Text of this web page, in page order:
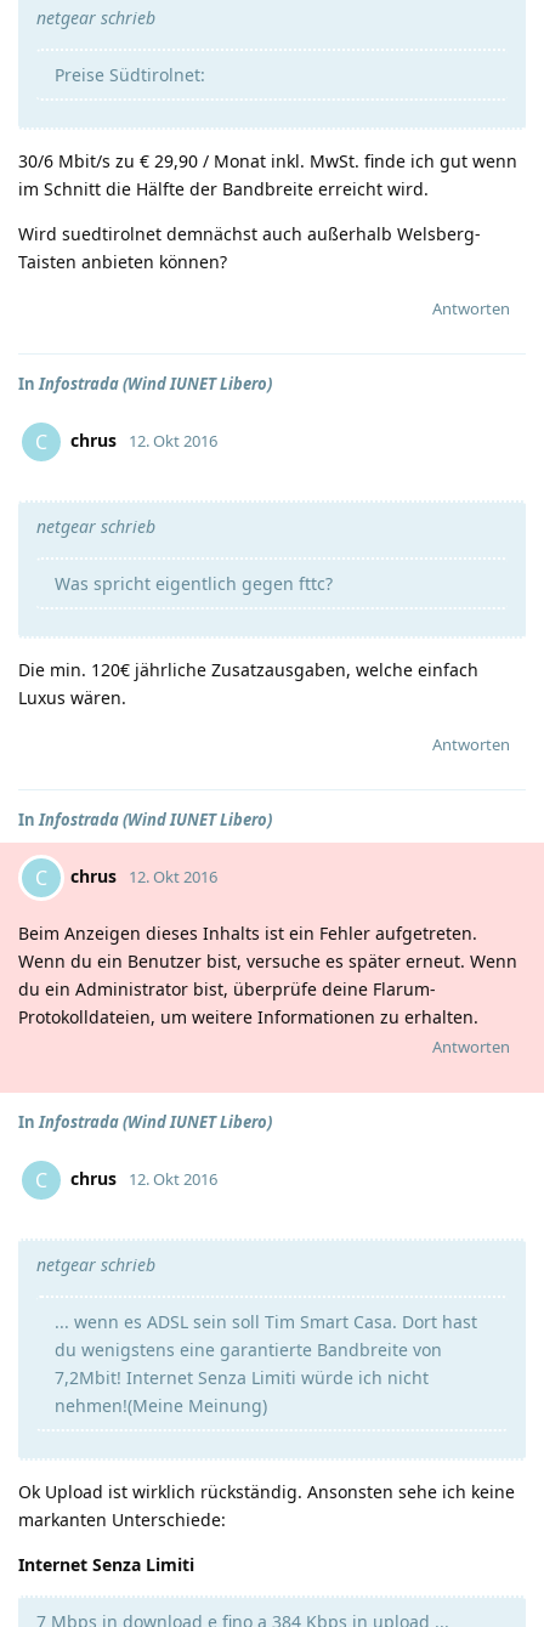
netgear schrieb
Preise Südtirolnet:
30/6 Mbit/s zu € 29,90 / Monat inkl. MwSt. finde ich gut wenn
im Schnitt die Hälfte der Bandbreite erreicht wird.
Wird suedtirolnet demnächst auch außerhalb Welsberg-
Taisten anbieten können?
Antworten
InInfostrada (Wind IUNET Libero)
C chrus 12. Okt 2016
netgear schrieb
Was spricht eigentlich gegen fttc?
Die min. 120€ jährliche Zusatzausgaben, welche einfach
Luxus wären.
Antworten
InInfostrada (Wind IUNET Libero)
C chrus 12. Okt 2016
Beim Anzeigen dieses Inhalts ist ein Fehler aufgetreten.
Wenn du ein Benutzer bist, versuche es später erneut. Wenn
du ein Administrator bist, überprüfe deine Flarum-
Protokolldateien, um weitere Informationen zu erhalten.
Antworten
InInfostrada (Wind IUNET Libero)
C chrus 12. Okt 2016
netgear schrieb
... wenn es ADSL sein soll Tim Smart Casa. Dort hast
du wenigstens eine garantierte Bandbreite von
7,2Mbit! Internet Senza Limiti würde ich nicht
nehmen!(Meine Meinung)
Ok Upload ist wirklich rückständig. Ansonsten sehe ich keine
markanten Unterschiede:
Internet Senza Limiti
7 Mbps in download e fino a 384 Kbps in upload ...